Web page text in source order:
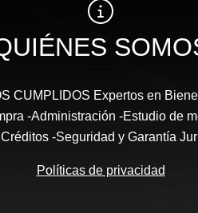
CUMPLIDOS Expertos en
-Administración -Estudio de
-Seguridad y Garantía
Políticas de privacidad